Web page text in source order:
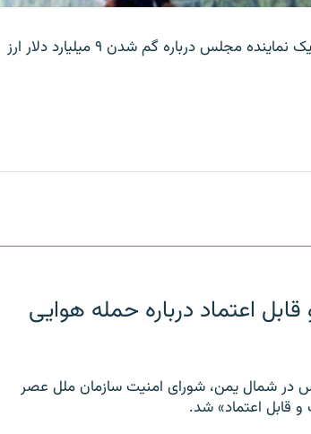
بانک مرکزی ایران روز جمعه با انتشار اطلاعیه‌ای، گفته‌های یک نماینده مجلس درباره گم شدن ۹ میلیارد دلار ارز
اعتماد درباره حمله هوایی
در شمال یمن، شورای امنیت سازمان ملل عصر
قابل اعتماد» شد.